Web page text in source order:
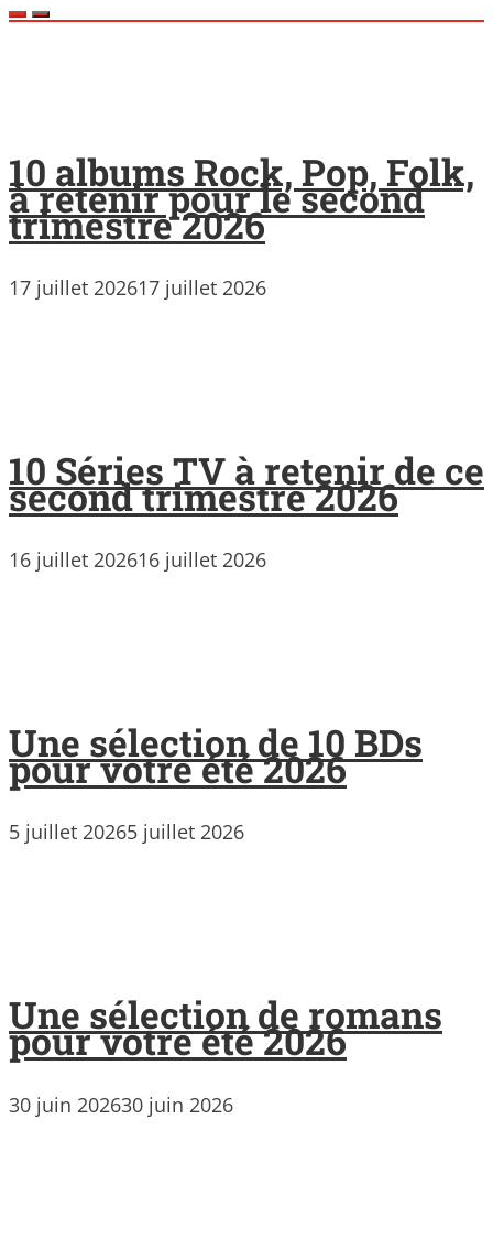
10 albums Rock, Pop, Folk,
à retenir pour le second
trimestre 2026
17 juillet 202617 juillet 2026
10 Séries TV à retenir de ce
second trimestre 2026
16 juillet 202616 juillet 2026
Une sélection de 10 BDs
pour votre été 2026
5 juillet 20265 juillet 2026
Une sélection de romans
pour votre été 2026
30 juin 202630 juin 2026